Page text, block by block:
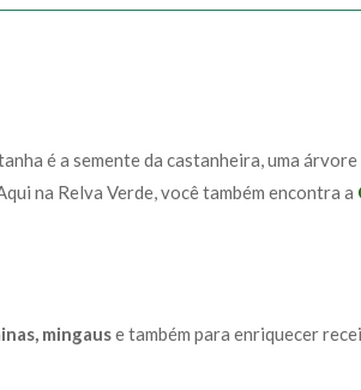
é a semente da castanheira, uma
na Relva Verde, você também encontra a
mingause também para enriquecer